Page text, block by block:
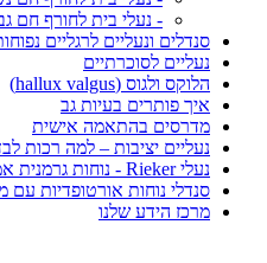
- נעלי בית לחורף חם
סנדלים ונעליים לרגליים
נעליים לסוכרתיים
הלוקס ולגוס (hallux valgus)
איך פותרים בעיות גב
מדרסים בהתאמה אישית
נעליים יציבות – למה רכות
נעלי Rieker - נוחות גרמנית אמיתית שפוגשת את היומיום הישראלי
סנדלי נוחות אורטופדיות
מרכז הידע שלנו